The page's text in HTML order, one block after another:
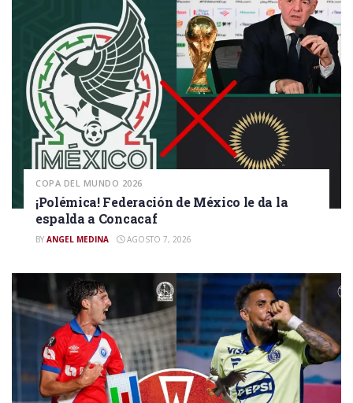
COPA DEL MUNDO 2026
¡Polémica! Federación de México le da la
espalda a Concacaf
BY ANGEL MEDINA AGOSTO 7, 2026